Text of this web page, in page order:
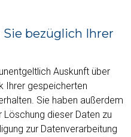
bezüglich Ihrer
Auskunft über
Ihrer gespeicherten
Sie haben außerdem
dieser Daten zu
zur Datenverarbeitung